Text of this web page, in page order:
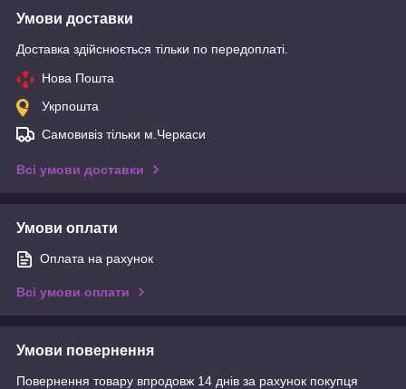
Умови доставки
Доставка здійснюється тільки по передоплаті.
Нова Пошта
Укрпошта
Самовивіз тільки м.Черкаси
Всі умови доставки
Умови оплати
Оплата на рахунок
Всі умови оплати
Умови повернення
Повернення товару впродовж 14 днів за рахунок покупця